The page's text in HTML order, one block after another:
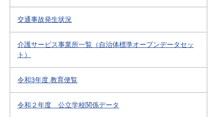
交通事故発生状況
介護サービス事業所一覧（自治体標準オープンデータセッ
ト）
令和3年度 教育便覧
令和２年度 公立学校関係データ